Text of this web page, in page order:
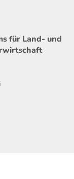
für Land- und